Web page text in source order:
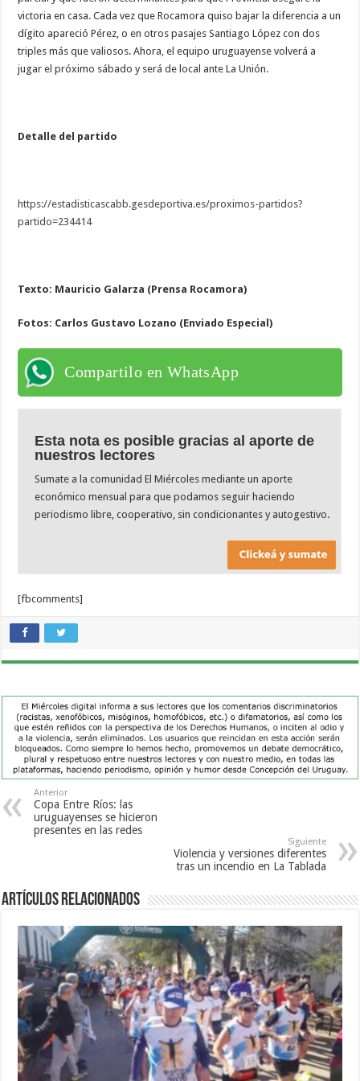
victoria en casa. Cada vez que Rocamora quiso bajar la diferencia a un
dígito apareció Pérez, o en otros pasajes Santiago López con dos
triples más que valiosos. Ahora, el equipo uruguayense volverá a
jugar el próximo sábado y será de local ante La Unión.
Detalle del partido
https://estadisticascabb.gesdeportiva.es/proximos-partidos?
partido=234414
Texto: Mauricio Galarza (Prensa Rocamora)
Fotos: Carlos Gustavo Lozano (Enviado Especial)
Compartilo en WhatsApp
Esta nota es posible gracias al aporte de
nuestros lectores
Sumate a la comunidad El Miércoles mediante un aporte
económico mensual para que podamos seguir haciendo
periodismo libre, cooperativo, sin condicionantes y autogestivo.
[fbcomments]
Anterior
Copa Entre Ríos: las
uruguayenses se hicieron
presentes en las redes
Siguiente
Violencia y versiones diferentes
tras un incendio en La Tablada
Artículos Relacionados